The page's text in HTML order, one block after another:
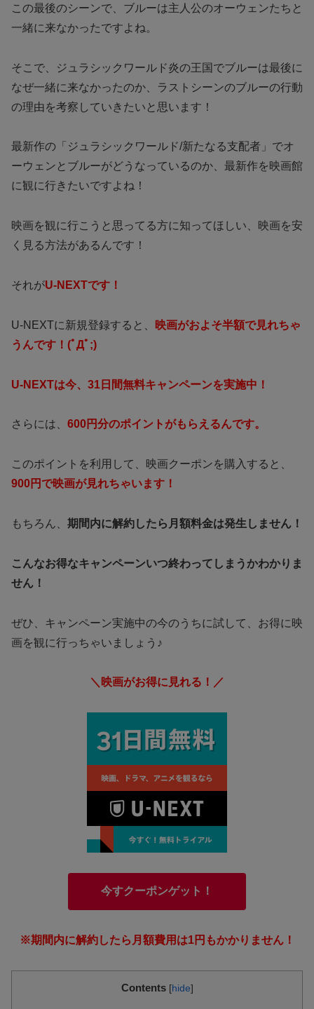
この最後のシーンで、ブルーは主人公のオーウェンたちと
一緒に来なかったですよね。
そこで、
ジュラシックワールド炎の王国でブルーは最後に
なぜ一緒に来なかったのか、ラストシーンのブルーの行動
の理由を考察していきたいと思います！
最新作の「ジュラシックワールド/新たなる支配者」でオ
ーウェンとブルーがどうなっているのか、最新作を映画館
に観に行きたいですよね！
映画を観に行こうと思ってる方に知ってほしい、映画を安
く見る方法があるんです！
それがU-NEXTです！
U-NEXTに新規登録すると、
映画がおよそ半額で見れちゃ
うんです！(ﾟДﾟ;)
U‐NEXTは今、31日間無料キャンペーンを実施中！
さらには、 600円分のポイントがもらえるんです。
このポイントを利用して、映画クーポンを購入すると、
900円で映画が見れちゃいます！
もちろん、 期間内に解約したら月額料金は発生しません！
こんなお得なキャンペーンいつ終わってしまうかわかりま
せん！
ぜひ、キャンペーン実施中の今のうちに試して、お得に映
画を観に行っちゃいましょう♪
＼映画がお得に見れる！／
今すクーポンゲット！
※期間内に解約したら月額費用は1円もかかりません！
Contents [hide]